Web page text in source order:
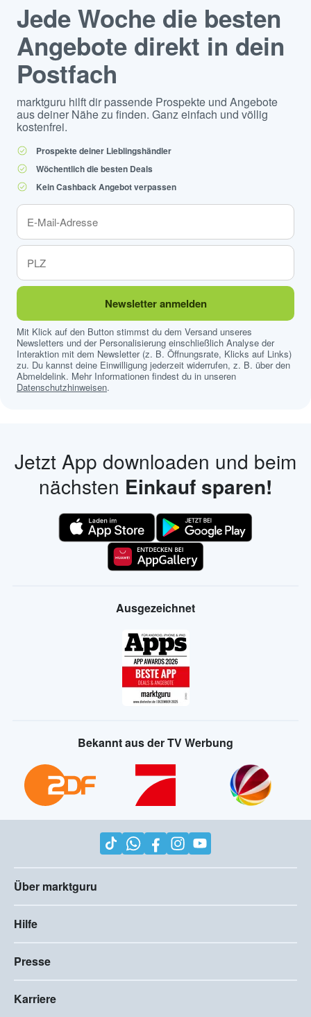
Jede Woche die besten
Angebote direkt in dein
Postfach
marktguru hilft dir passende Prospekte und Angebote
aus deiner Nähe zu finden. Ganz einfach und völlig
kostenfrei.
Prospekte deiner Lieblingshändler
Wöchentlich die besten Deals
Kein Cashback Angebot verpassen
Newsletter anmelden
Mit Klick auf den Button stimmst du dem Versand unseres
Newsletters und der Personalisierung einschließlich Analyse der
Interaktion mit dem Newsletter (z. B. Öffnungsrate, Klicks auf Links)
zu. Du kannst deine Einwilligung jederzeit widerrufen, z. B. über den
Abmeldelink. Mehr Informationen findest du in unseren
Datenschutzhinweisen.
Jetzt App downloaden und beim
nächsten Einkauf sparen!
Ausgezeichnet
Bekannt aus der TV Werbung
Über marktguru
Hilfe
Presse
Karriere